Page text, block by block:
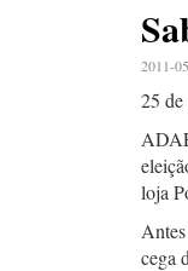
2011-
25 de
loja
cega